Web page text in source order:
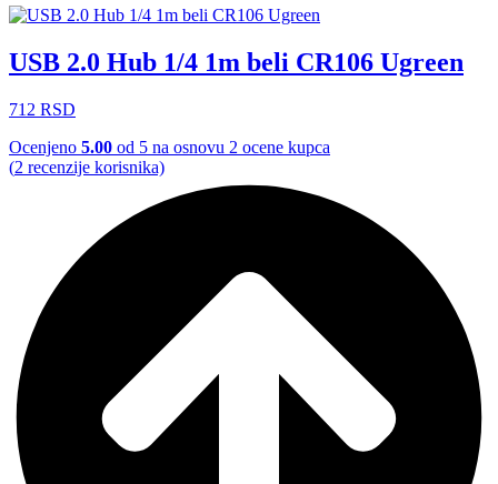
USB 2.0 Hub 1/4 1m beli CR106 Ugreen
712 RSD
Ocenjeno 5.00 od 5 na osnovu 2 ocene kupca
(2 recenzije korisnika)